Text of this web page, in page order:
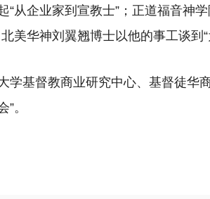
“从企业家到宣教士”；正道福音神
美华神刘翼翘博士以他的事工谈到“
学基督教商业研究中心、基督徒华
。